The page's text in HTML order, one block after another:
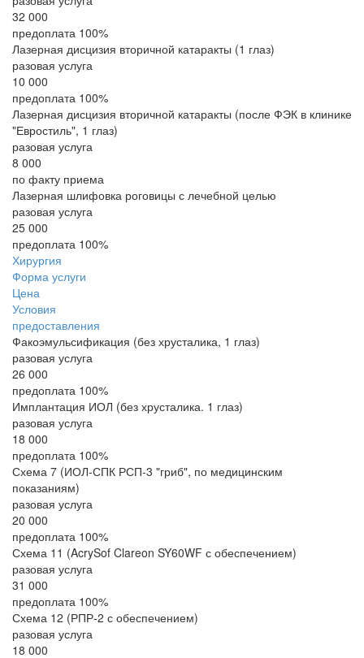
32 000
предоплата 100%
Лазерная дисцизия вторичной катаракты (1 глаз)
разовая услуга
10 000
предоплата 100%
Лазерная дисцизия вторичной катаракты (после ФЭК в клинике
"Евростиль", 1 глаз)
разовая услуга
8 000
по факту приема
Лазерная шлифовка роговицы с лечебной целью
разовая услуга
25 000
предоплата 100%
Хирургия
Форма услуги
Цена
Условия
предоставления
Факоэмульсификация (без хрусталика, 1 глаз)
разовая услуга
26 000
предоплата 100%
Имплантация ИОЛ (без хрусталика. 1 глаз)
разовая услуга
18 000
предоплата 100%
Схема 7 (ИОЛ-СПК РСП-3 "гриб", по медицинским
показаниям)
разовая услуга
20 000
предоплата 100%
Схема 11 (AcrySof Clareon SY60WF с обеспечением)
разовая услуга
31 000
предоплата 100%
Схема 12 (РПР-2 с обеспечением)
разовая услуга
18 000